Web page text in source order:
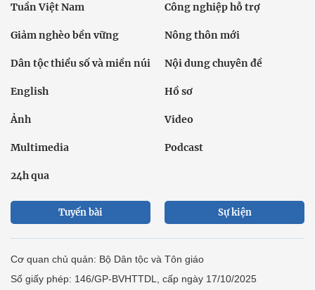
Tuần Việt Nam Công nghiệp hỗ trợ
Giảm nghèo bền vững Nông thôn mới
Dân tộc thiểu số và miền núi Nội dung chuyên đề
English Hồ sơ
Ảnh Video
Multimedia Podcast
24h qua
Tuyến bài Sự kiện
Cơ quan chủ quản: Bộ Dân tộc và Tôn giáo
Số giấy phép: 146/GP-BVHTTDL, cấp ngày 17/10/2025